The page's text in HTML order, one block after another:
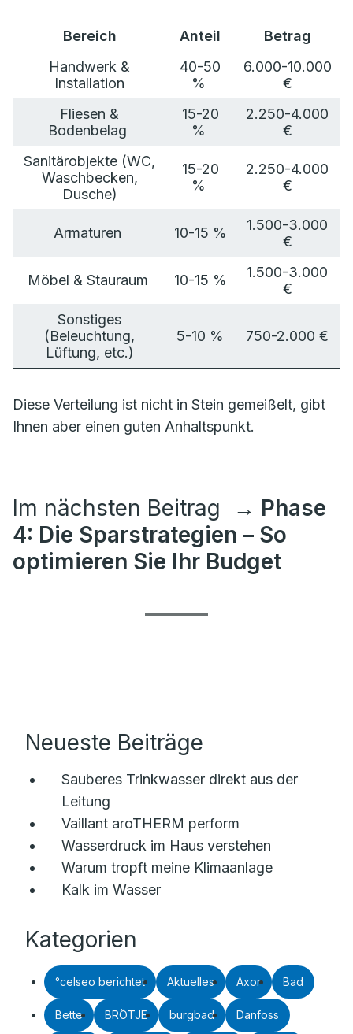
Bereich Anteil
Betrag
Handwerk &
Installation
40-50
%
6.000-10.000
€
Fliesen &
Bodenbelag
15-20
%
2.250-4.000
€
Sanitärobjekte (WC,
Waschbecken,
Dusche)
15-20
%
2.250-4.000
€
Armaturen 10-15 %
1.500-3.000
€
Möbel & Stauraum 10-15 %
1.500-3.000
€
Sonstiges
(Beleuchtung,
Lüftung, etc.)
5-10 % 750-2.000 €
Diese Verteilung ist nicht in Stein gemeißelt, gibt
Ihnen aber einen guten Anhaltspunkt.
Im nächsten Beitrag
→ Phase
4: Die Sparstrategien – So
optimieren Sie Ihr Budget
Neueste Beiträge
Sauberes Trinkwasser direkt aus der
Leitung
Vaillant aroTHERM perform
Wasserdruck im Haus verstehen
Warum tropft meine Klimaanlage
Kalk im Wasser
Kategorien
°celseo berichtet Aktuelles Axor Bad
Bette BRÖTJE burgbad Danfoss